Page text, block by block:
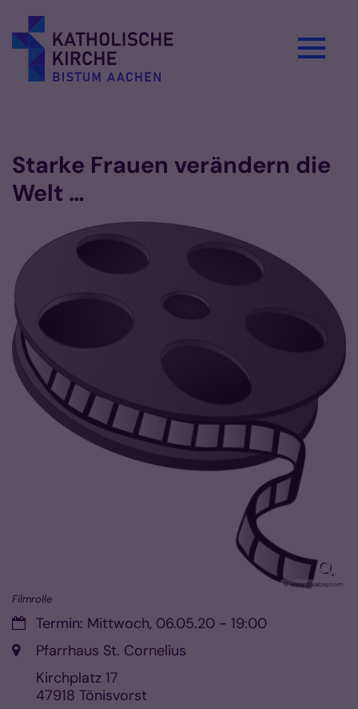
Starke Frauen verändern die
Welt …
© www.pixabay.com
Filmrolle
Datum:Termin: Mittwoch, 06.05.20 - 19:00
Ort: Pfarrhaus St. Cornelius
Kirchplatz 17
47918 Tönisvorst